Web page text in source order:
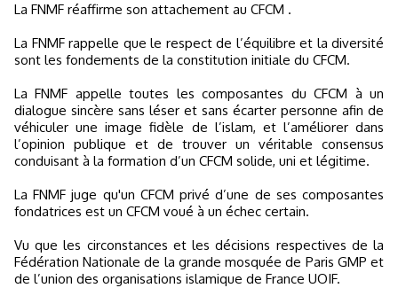
La FNMF réaffirme son attachement au CFCM .
La FNMF rappelle que le respect de l’équilibre et la diversité
sont les fondements de la constitution initiale du CFCM.
La FNMF appelle toutes les composantes du CFCM à un
dialogue sincère sans léser et sans écarter personne afin de
véhiculer une image fidèle de l’islam, et l’améliorer dans
l’opinion publique et de trouver un véritable consensus
conduisant à la formation d’un CFCM solide, uni et légitime.
La FNMF juge qu'un CFCM privé d’une de ses composantes
fondatrices est un CFCM voué à un échec certain.
Vu que les circonstances et les décisions respectives de la
Fédération Nationale de la grande mosquée de Paris GMP et
de l’union des organisations islamique de France UOIF.